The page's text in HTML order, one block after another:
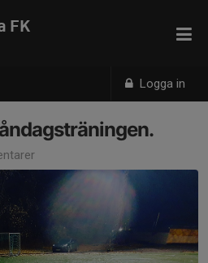
Logga in
FK